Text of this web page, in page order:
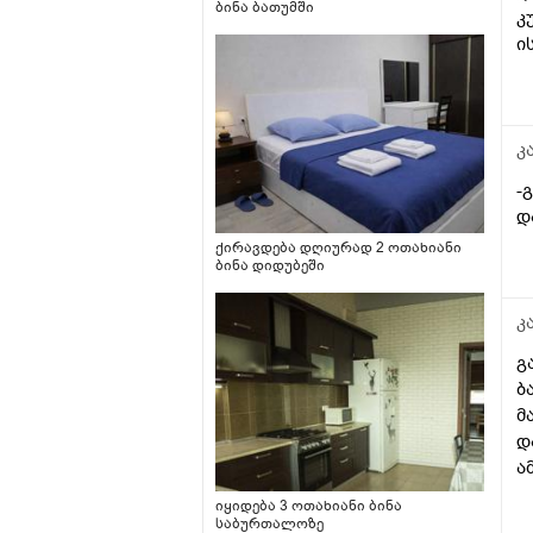
ბინა ბათუმში
ქირავდება დღიურად 2 ოთახიანი
ბინა დიდუბეში
იყიდება 3 ოთახიანი ბინა
საბურთალოზე
-